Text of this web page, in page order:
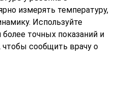
измерять температуру,
Используйте
точных показаний и
чтобы сообщить врачу о